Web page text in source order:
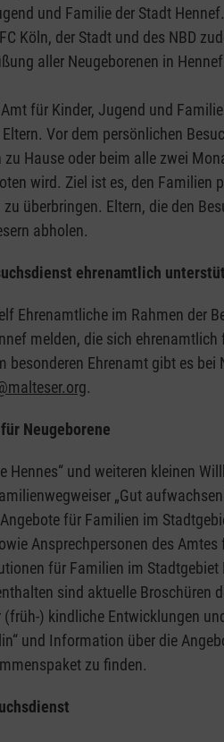
und Familie der Stadt
Köln, der Stadt und des NBD
aller Neugeborenen in
für Kinder, Jugend und
Vor dem persönlichen
zu Hause oder beim alle zwei
wird. Ziel ist es, den
überbringen. Eltern, die den
abholen.
ehrenamtlich
Ehrenamtliche im Rahmen der
melden, die sich
Ehrenamt gibt es bei
.
Neugeborene
Hennes“ und weiteren kleinen
„Gut
für Familien im
Ansprechpersonen des
für Familien im
sind aktuelle Broschüren
) kindliche Entwicklungen
und Information über die
zu finden.